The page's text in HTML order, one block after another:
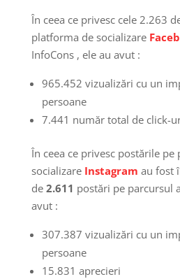
În ceea ce privesc cele 2.263
platforma de socializare
InfoCons , ele au avut :
965.452 vizualizări cu un
persoane
7.441 număr total de click-
În ceea ce privesc postările
socializare Instagram au fost
de2.611 postări pe parcursul
avut :
307.387 vizualizări cu un
persoane
15.831 aprecieri